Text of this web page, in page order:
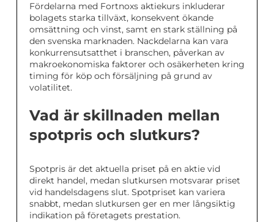
Fördelarna med Fortnoxs aktiekurs inkluderar
bolagets starka tillväxt, konsekvent ökande
omsättning och vinst, samt en stark ställning på
den svenska marknaden. Nackdelarna kan vara
konkurrensutsatthet i branschen, påverkan av
makroekonomiska faktorer och osäkerheten kring
timing för köp och försäljning på grund av
volatilitet.
Vad är skillnaden mellan
spotpris och slutkurs?
Spotpris är det aktuella priset på en aktie vid
direkt handel, medan slutkursen motsvarar priset
vid handelsdagens slut. Spotpriset kan variera
snabbt, medan slutkursen ger en mer långsiktig
indikation på företagets prestation.